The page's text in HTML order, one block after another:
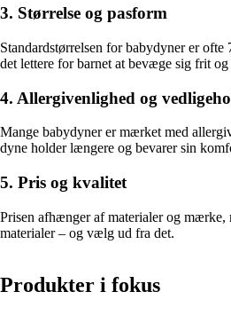
3. Størrelse og pasform
Standardstørrelsen for babydyner er
det lettere for barnet at bevæge sig frit
4. Allergivenlighed og
Mange babydyner er mærket med
dyne holder længere og bevarer sin
5. Pris og kvalitet
Prisen afhænger af materialer og mærke,
materialer – og vælg ud fra det.
Produkter i fokus